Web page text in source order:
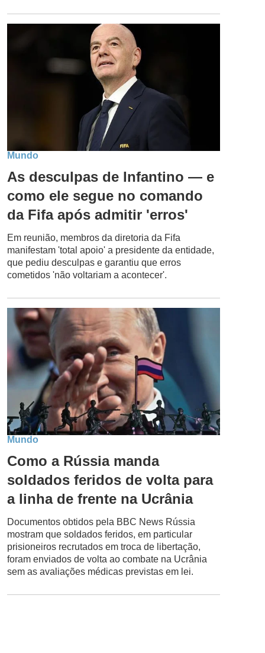
Mundo
As desculpas de Infantino — e
como ele segue no comando
da Fifa após admitir 'erros'
Em reunião, membros da diretoria da Fifa
manifestam 'total apoio' a presidente da entidade,
que pediu desculpas e garantiu que erros
cometidos 'não voltariam a acontecer'.
Mundo
Como a Rússia manda
soldados feridos de volta para
a linha de frente na Ucrânia
Documentos obtidos pela BBC News Rússia
mostram que soldados feridos, em particular
prisioneiros recrutados em troca de libertação,
foram enviados de volta ao combate na Ucrânia
sem as avaliações médicas previstas em lei.